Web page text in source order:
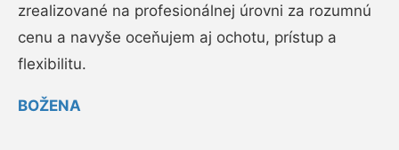
zrealizované na profesionálnej úrovni za rozumnú
cenu a navyše oceňujem aj ochotu, prístup a
flexibilitu.
BOŽENA